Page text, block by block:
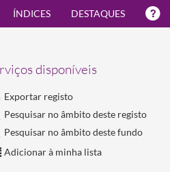
ÍNDICES DESTAQUES
disponíveis
Exportar registo
Pesquisar no âmbito deste registo
Pesquisar no âmbito deste fundo
Adicionar à minha lista